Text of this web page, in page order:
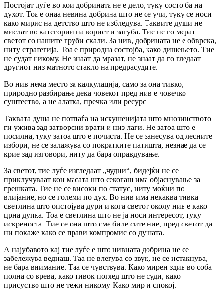
Постојат луѓе во кои добрината не е дело, туку состојба на
духот. Тоа е онаа невина добрина што не се учи, туку се носи
како мирис на детство што не избледува. Таквите души не
мислат во категории на корист и загуба. Тие не го мерат
светот со нашите груби скали. За нив, добрината не е обврска,
ниту стратегија. Тоа е природна состојба, како дишењето. Тие
не судат никому. Не знаат да мразат, не знаат да го гледаат
другиот низ матното стакло на предрасудите.
Во нив нема место за калкулација, само за она тивко,
природно разбирање дека човекот пред нив е човечко
суштество, а не алатка, пречка или ресурс.
Таквата душа не потпаѓа на искушенијата што мнозинството
ги ужива зад затворени врати и низ лаги. Не затоа што е
посилна, туку затоа што е почиста. Не се занесува од лесните
избори, не се залажува со пократките патишта, незнае да се
крие зад изговори, ниту да бара оправдување.
За светот, тие луѓе изгледаат „чудни“, бидејќи не се
приклучуваат кон масата што секогаш има објаснување за
грешката. Тие не се високи по статус, ниту моќни по
влијание, но се големи по дух. Во нив има некаква тивка
светлина што опстојува дури и кога светот околу нив е како
црна дупка. Тоа е светлина што не ја носи интересот, туку
искреноста. Тие се она што сме биле сите ние, пред светот да
ни покаже како се прави компромис со душата.
А најубавото кај тие луѓе е што нивната добрина не се
забележува веднаш. Таа не влегува со звук, не се истакнува,
не бара внимание. Таа се чувствува. Како мирен здив во соба
полна со врева, како тивок поглед што не суди, како
присуство што не тежи никому. Како мир и спокој.